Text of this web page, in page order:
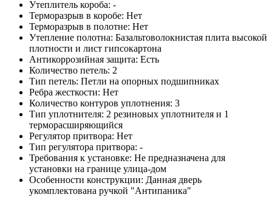
Утеплитель короба: -
Терморазрыв в коробе: Нет
Терморазрыв в полотне: Нет
Утепление полотна: Базальтоволокнистая плита высокой
плотности и лист гипсокартона
Антикоррозийная защита: Есть
Количество петель: 2
Тип петель: Петли на опорных подшипниках
Ребра жесткости: Нет
Количество контуров уплотнения: 3
Тип уплотнителя: 2 резиновых уплотнителя и 1
терморасширяющийся
Регулятор притвора: Нет
Тип регулятора притвора: -
Требования к установке: Не предназначена для
установки на границе улица-дом
Особенности конструкции: Данная дверь
укомплектована ручкой "Антипаника"